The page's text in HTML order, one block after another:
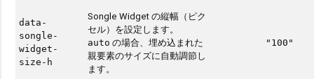
data-
songle-
widget-
size-h
Songle Widget の縦幅（ピク
セル）を設定します。
auto の場合、埋め込まれた
親要素のサイズに自動調節し
ます。
"100"